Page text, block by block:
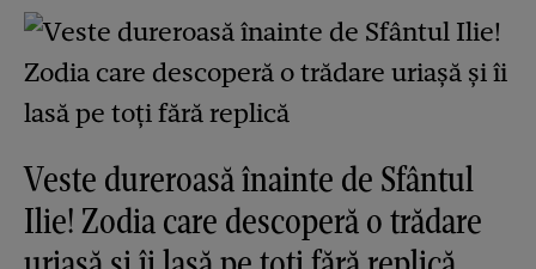
Veste dureroasă înainte de Sfântul
Ilie! Zodia care descoperă o trădare